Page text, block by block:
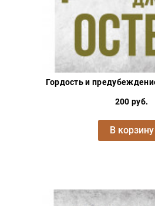
Гордость и
200 руб.
В корзину